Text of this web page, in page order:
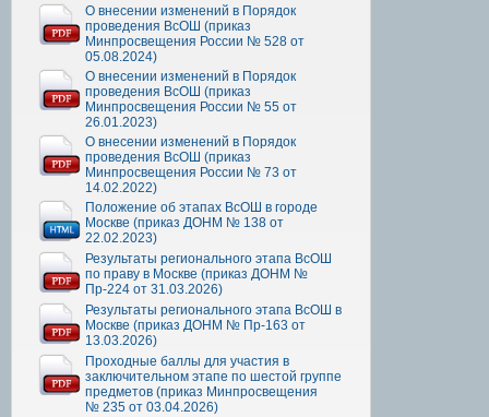
О внесении изменений в Порядок
проведения ВсОШ (приказ
Минпросвещения России № 528 от
05.08.2024)
О внесении изменений в Порядок
проведения ВсОШ (приказ
Минпросвещения России № 55 от
26.01.2023)
О внесении изменений в Порядок
проведения ВсОШ (приказ
Минпросвещения России № 73 от
14.02.2022)
Положение об этапах ВсОШ в городе
Москве (приказ ДОНМ № 138 от
22.02.2023)
Результаты регионального этапа ВсОШ
по праву в Москве (приказ ДОНМ №
Пр-224 от 31.03.2026)
Результаты регионального этапа ВсОШ в
Москве (приказ ДОНМ № Пр-163 от
13.03.2026)
Проходные баллы для участия в
заключительном этапе по шестой группе
предметов (приказ Минпросвещения
№ 235 от 03.04.2026)